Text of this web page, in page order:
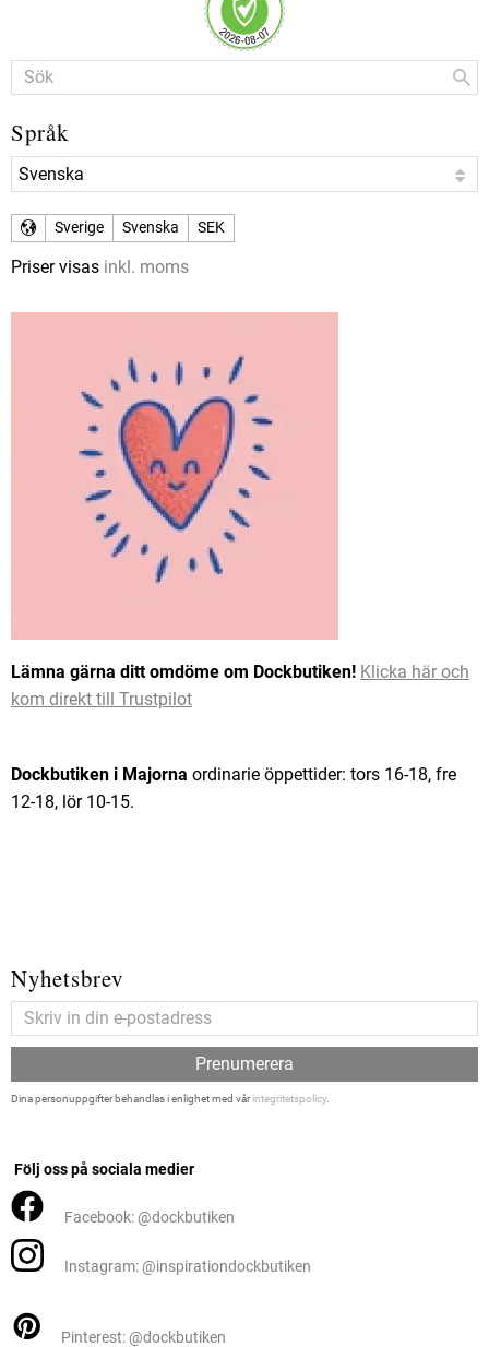
Språk
Sverige Svenska SEK
Priser visas inkl. moms
Lämna gärna ditt omdöme om Dockbutiken! Klicka här och
kom direkt till Trustpilot
Dockbutiken i Majorna ordinarie öppettider: tors 16-18, fre
12-18, lör 10-15.
Nyhetsbrev
Prenumerera
Dina personuppgifter behandlas i enlighet med vårintegritetspolicy.
Följ oss på sociala medier
Facebook: @dockbutiken
Instagram: @inspirationdockbutiken
Pinterest: @dockbutiken